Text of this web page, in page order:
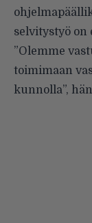
selvitystyö on
”Olemme
toimimaan
kunnolla”,